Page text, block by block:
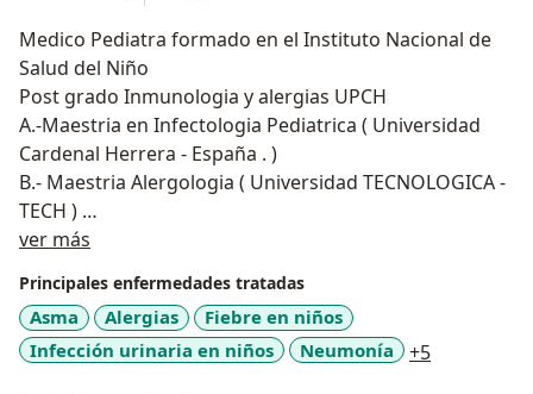
Medico Pediatra formado en el Instituto Nacional de
Salud del Niño
Post grado Inmunologia y alergias UPCH
A.-Maestria en Infectologia Pediatrica ( Universidad
Cardenal Herrera - España . )
B.- Maestria Alergologia ( Universidad TECNOLOGICA -
TECH )
C.- Maestria Alergologia Pediatrica ( Universidad
ver más
Principales enfermedades tratadas
Asma Alergias
Fiebre en niños
Infección urinaria en niños
Neumonía +5